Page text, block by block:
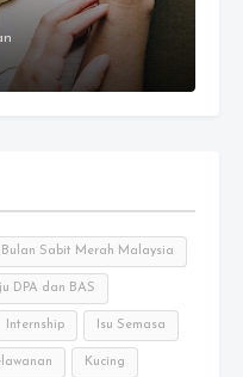
Bulan Sabit Merah Malaysia
DPA dan BAS
Internship Isu Semasa
Kucing